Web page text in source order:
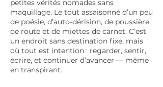
petites vérités nomades sans
maquillage. Le tout assaisonné d’un peu
de poésie, d’auto-dérision, de poussière
de route et de miettes de carnet. C’est
un endroit sans destination fixe, mais
où tout est intention : regarder, sentir,
écrire, et continuer d’avancer — même
en transpirant.